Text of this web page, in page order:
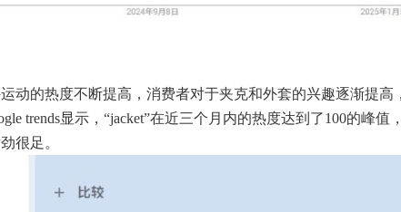
动的热度不断提高，消费者对于夹克和外套的兴趣逐渐提高
trends显示，“jacket”在近三个月内的热度达到了100的峰值
很足。